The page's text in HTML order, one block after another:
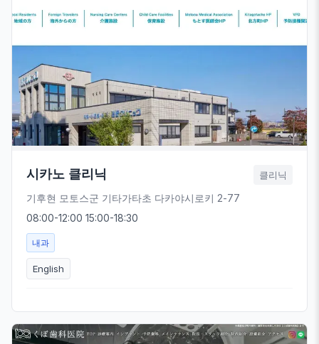
시카노 클리닉 클리닉
기후현 모토스군 기타가타초 다카야시로키 2-77
08:00-12:00 15:00-18:30
내과
English